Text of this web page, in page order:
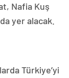
Nafia Kuş
yer alacak.
Türkiye’yi